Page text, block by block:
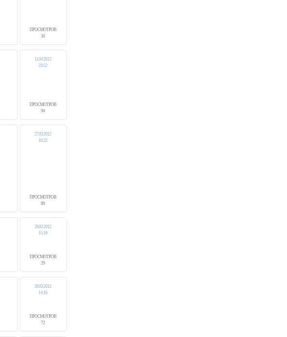
ПРОСМОТРОВ
50
ПРОСМОТРОВ
94
11.04.2012
23:52
ПРОСМОТРОВ
89
27.03.2012
10:22
ПРОСМОТРОВ
29
26.03.2012
15:19
ПРОСМОТРОВ
72
26.03.2012
14:16